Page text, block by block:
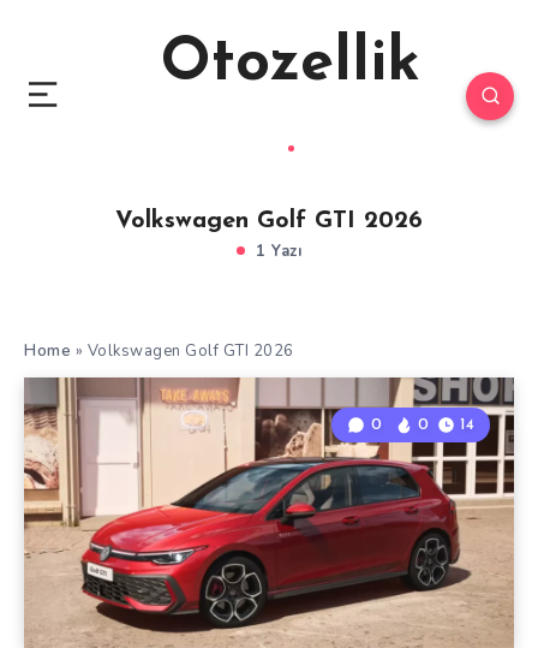
Otozellik
Volkswagen Golf GTI 2026
1 Yazı
Home » Volkswagen Golf GTI 2026
0 0 14